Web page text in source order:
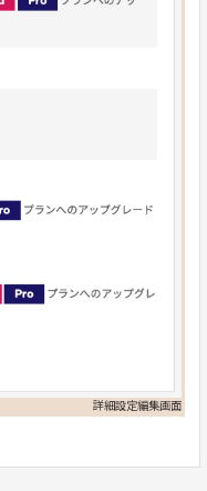
詳細設定編集画面